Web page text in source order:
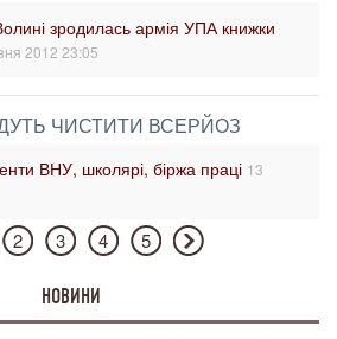
зродилась армія УПА книжки
2012 23:05
ЧИСТИТИ ВСЕРЙОЗ
ВНУ, школярі, біржа праці 13
2 3 4 5
НОВИНИ